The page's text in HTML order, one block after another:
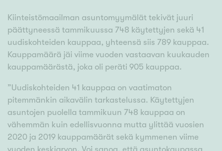
Kiinteistömaailman asuntomyymälät tekivät juuri
päättyneessä tammikuussa 748 käytettyjen sekä 41
uudiskohteiden kauppaa, yhteensä siis 789 kauppaa.
Kauppamäärä jäi viime vuoden vastaavan kuukauden
kauppamäärästä, joka oli peräti 905 kauppaa.
”Uudiskohteiden 41 kauppaa on vaatimaton
pitemmänkin aikavälin tarkastelussa. Käytettyjen
asuntojen puolella tammikuun 748 kauppaa on
vähemmän kuin edellisvuonna mutta ylittää vuosien
2020 ja 2019 kauppamäärät sekä kymmenen viime
vuoden keskiarvon. Voi sanoa, että asuntokaupassa